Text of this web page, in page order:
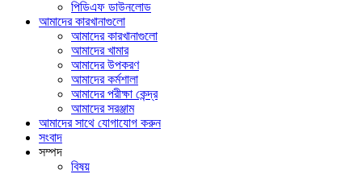
পিডিএফ ডাউনলোড
আমাদের কারখানাগুলো
আমাদের কারখানাগুলো
আমাদের খামার
আমাদের উপকরণ
আমাদের কর্মশালা
আমাদের পরীক্ষা কেন্দ্র
আমাদের সরঞ্জাম
আমাদের সাথে যোগাযোগ করুন
সংবাদ
সম্পদ
বিষয়